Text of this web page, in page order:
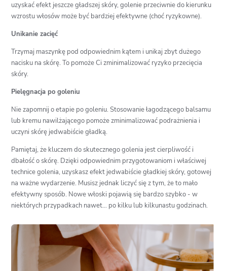
uzyskać efekt jeszcze gładszej skóry, golenie przeciwnie do kierunku
wzrostu włosów może być bardziej efektywne (choć ryzykowne).
Unikanie zacięć
Trzymaj maszynkę pod odpowiednim kątem i unikaj zbyt dużego
nacisku na skórę. To pomoże Ci zminimalizować ryzyko przecięcia
skóry.
Pielęgnacja po goleniu
Nie zapomnij o etapie po goleniu. Stosowanie łagodzącego balsamu
lub kremu nawilżającego pomoże zminimalizować podrażnienia i
uczyni skórę jedwabiście gładką.
Pamiętaj, że kluczem do skutecznego golenia jest cierpliwość i
dbałość o skórę. Dzięki odpowiednim przygotowaniom i właściwej
technice golenia, uzyskasz efekt jedwabiście gładkiej skóry, gotowej
na ważne wydarzenie. Musisz jednak liczyć się z tym, że to mało
efektywny sposób. Nowe włoski pojawią się bardzo szybko - w
niektórych przypadkach nawet… po kilku lub kilkunastu godzinach.